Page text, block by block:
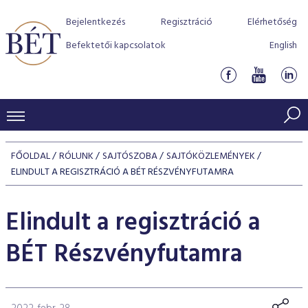
Bejelentkezés Regisztráció
Elérhetőség
Befektetői kapcsolatok
English
KERESKEDÉSI ADATOK
INDEXEK
Kötvényindexek
Jelzáloglevél indexek
Vállalati kötvény indexek
Kedvenc instrumentumok
Azonnali Piac
Részvények
Származékos piac
BEFEKTETŐK
Termékcsoportok
Indexek
Részvény szekció
Hitelpapír szekció
Szabályozás
BÉT szabályzatok
Befektetővédelem
Alkalmazott díjstruktúra
Elszámolás
KIBOCSÁTÓK
Részvény és vállalati kötvény tőzsdei bevezetését
program
BÉT Xtend - Részvénypiac egyszerűen
TŐZSDETAGOK
VENDOROK
FŐOLDAL RÓLUNK SAJTÓSZOBA SAJTÓKÖZLEMÉNYEK
ELINDULT A REGISZTRÁCIÓ A BÉT RÉSZVÉNYFUTAMRA
Elindult a regisztráció a
BÉT Részvényfutamra